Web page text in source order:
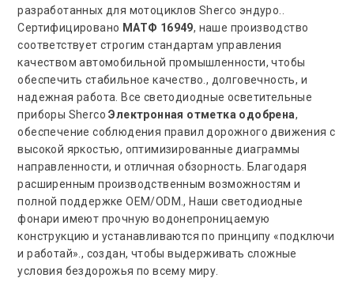
разработанных для мотоциклов Sherco эндуро..
Сертифицировано МАТФ 16949, наше производство
соответствует строгим стандартам управления
качеством автомобильной промышленности, чтобы
обеспечить стабильное качество., долговечность, и
надежная работа. Все светодиодные осветительные
приборы ShercoЭлектронная отметка одобрена,
обеспечение соблюдения правил дорожного движения с
высокой яркостью, оптимизированные диаграммы
направленности, и отличная обзорность. Благодаря
расширенным производственным возможностям и
полной поддержке OEM/ODM., Наши светодиодные
фонари имеют прочную водонепроницаемую
конструкцию и устанавливаются по принципу «подключи
и работай»., создан, чтобы выдерживать сложные
условия бездорожья по всему миру.